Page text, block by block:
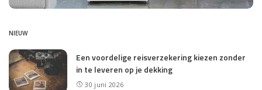
NIEUW
Een voordelige reisverzekering kiezen zonder
in te leveren op je dekking
30 juni 2026